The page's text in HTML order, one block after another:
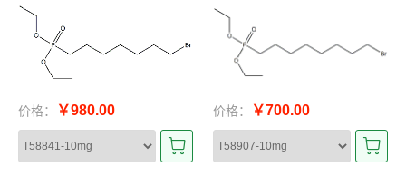
价格： ￥980.00 价格： ￥700.00